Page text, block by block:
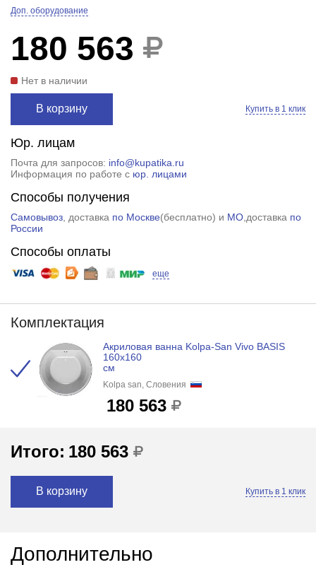
Доп. оборудование
180 563
Нет в наличии
В корзину Купить в 1 клик
Юр. лицам
Почта для запросов: info@kupatika.ru
Информация по работе с юр. лицами
Способы получения
Самовывоз, доставка по Москве(бесплатно) и МО,доставка по
России
Способы оплаты
еще
Комплектация
Акриловая ванна Kolpa-San Vivo BASIS
160x160
см
Kolpa san, Словения
180 563
Итого: 180 563
В корзину Купить в 1 клик
Дополнительно